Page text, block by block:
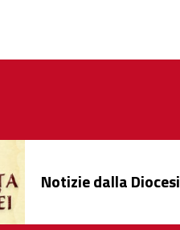
Notizie dalla Diocesi